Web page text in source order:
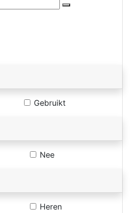
Gebruikt
Nee
Heren